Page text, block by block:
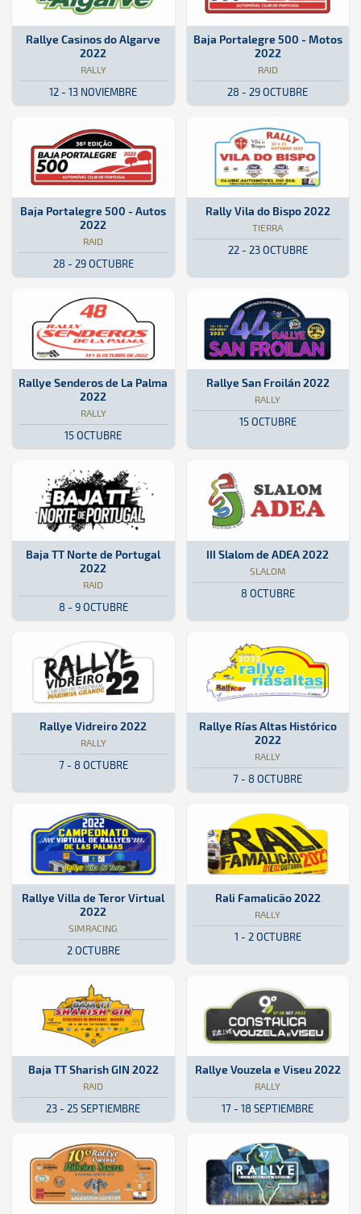
Rallye Casinos do Algarve
2022
RALLY
12 - 13 NOVIEMBRE
Rally · Rallye Casinos do Algarve 2022: Aquí podrás encontrar
PortugalPortugal
Baja Portalegre 500 - Motos
2022
RAID
28 - 29 OCTUBRE
Raid · Baja Portalegre 500 -
PortugalPortugal
Baja Portalegre 500 - Autos
2022
RAID
28 - 29 OCTUBRE
Raid · Baja Portalegre 500 - Autos 2022: Aquí podrás encontrar
PortugalPortugal Rally Vila do Bispo 2022
TIERRA
22 - 23 OCTUBRE
Tierra · Rally Vila do Bispo
PortugalPortugal
Rallye Senderos de La Palma
2022
RALLY
15 OCTUBRE
Rally · Rallye Senderos de La Palma 2022: Aquí podrás
Isla de La Palma Isla de La Palma Rallye San Froilán 2022
RALLY
15 OCTUBRE
Rally · Rallye San Froilán
Galicia Galicia
Baja TT Norte de Portugal
2022
RAID
8 - 9 OCTUBRE
Raid · Baja TT Norte de Portugal 2022: Aquí podrás encontrar
Portugal Portugal III Slalom de ADEA 2022
SLALOM
8 OCTUBRE
Slalom · III Slalom de ADEA
Isla de La PalmaIsla de La Palma
Rallye Vidreiro 2022
RALLY
7 - 8 OCTUBRE
Rally · Rallye Vidreiro 2022: Aquí podrás encontrar toda la
PortugalPortugal
Rallye Rías Altas Histórico
2022
RALLY
7 - 8 OCTUBRE
Rally · Rallye Rías Altas
La CoruñaLa Coruña
Rallye Villa de Teror Virtual
2022
SIMRACING
2 OCTUBRE
SimRacing · Rallye Villa de Teror Virtual 2022: Aquí podrás
OnlineOnline Rali Famalicão 2022
RALLY
1 - 2 OCTUBRE
Rally · Rali Famalicão 2022:
Portugal Portugal
Baja TT Sharish GIN 2022
RAID
23 - 25 SEPTIEMBRE
Raid · Baja TT Sharish GIN 2022: Aquí podrás encontrar toda la
PortugalPortugal Rallye Vouzela e Viseu 2022
RALLY
17 - 18 SEPTIEMBRE
Rally · Rallye Vouzela e Viseu
PortugalPortugal